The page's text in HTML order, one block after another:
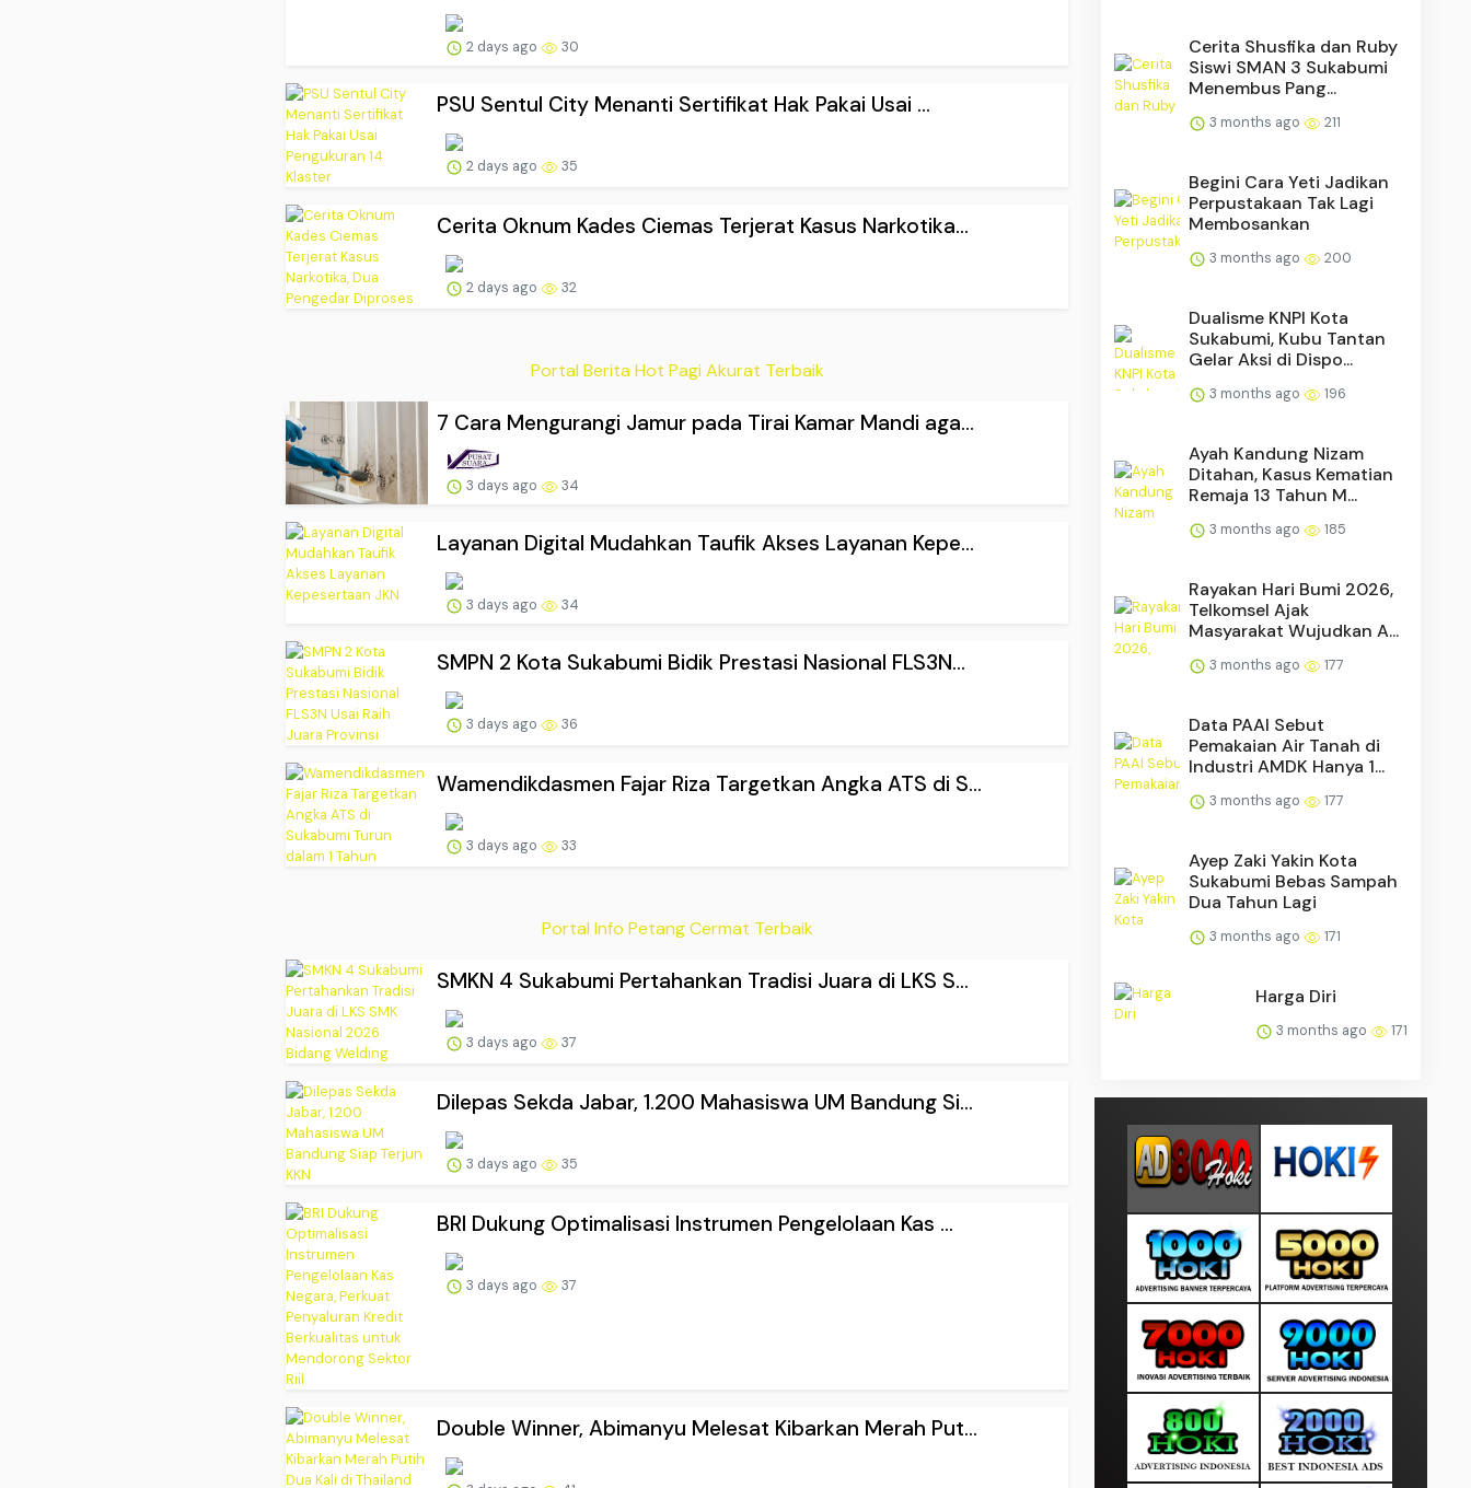
2 days ago 30
PSU Sentul City Menanti Sertifikat Hak Pakai Usai ...
2 days ago 35
Cerita Oknum Kades Ciemas Terjerat Kasus Narkotika...
2 days ago 32
Portal Berita Hot Pagi Akurat Terbaik
7 Cara Mengurangi Jamur pada Tirai Kamar Mandi aga...
3 days ago 34
Layanan Digital Mudahkan Taufik Akses Layanan Kepe...
3 days ago 34
SMPN 2 Kota Sukabumi Bidik Prestasi Nasional FLS3N...
3 days ago 36
Wamendikdasmen Fajar Riza Targetkan Angka ATS di S...
3 days ago 33
Portal Info Petang Cermat Terbaik
SMKN 4 Sukabumi Pertahankan Tradisi Juara di LKS S...
3 days ago 37
Dilepas Sekda Jabar, 1.200 Mahasiswa UM Bandung Si...
3 days ago 35
BRI Dukung Optimalisasi Instrumen Pengelolaan Kas ...
3 days ago 37
Double Winner, Abimanyu Melesat Kibarkan Merah Put...
Cerita Shusfika dan Ruby
Siswi SMAN 3 Sukabumi
Menembus Pang...
3 months ago 211
Begini Cara Yeti Jadikan
Perpustakaan Tak Lagi
Membosankan
3 months ago 200
Dualisme KNPI Kota
Sukabumi, Kubu Tantan
Gelar Aksi di Dispo...
3 months ago 196
Ayah Kandung Nizam
Ditahan, Kasus Kematian
Remaja 13 Tahun M...
3 months ago 185
Rayakan Hari Bumi 2026,
Telkomsel Ajak
Masyarakat Wujudkan A...
3 months ago 177
Data PAAI Sebut
Pemakaian Air Tanah di
Industri AMDK Hanya 1...
3 months ago 177
Ayep Zaki Yakin Kota
Sukabumi Bebas Sampah
Dua Tahun Lagi
3 months ago 171
Harga Diri
3 months ago 171